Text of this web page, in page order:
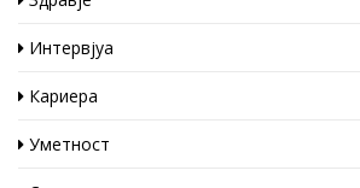
Интервјуа
Кариера
Уметност